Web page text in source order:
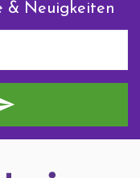
& Neuigkeiten